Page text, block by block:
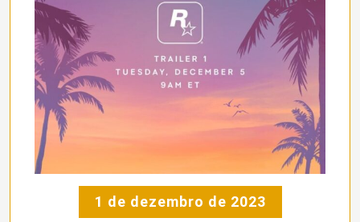
1 de dezembro de 2023